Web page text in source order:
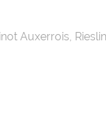
Auxerrois,